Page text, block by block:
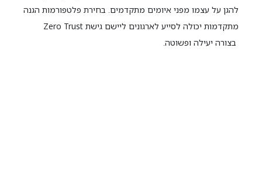
להגן על עצמו מפני איומים מתקדמים. בחירת פלטפורמות הגנה
מתקדמות יכולה לסייע לארגונים ליישם גישת Zero Trust
בצורה יעילה ופשוטה.